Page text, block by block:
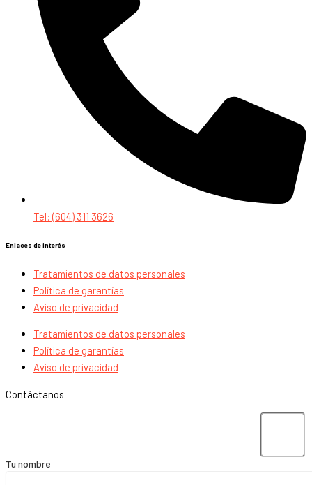
Tel: (604) 311 3626
Enlaces de interés
Tratamientos de datos personales
Política de garantías
Aviso de privacidad
Tratamientos de datos personales
Política de garantías
Aviso de privacidad
Contáctanos
Tu nombre